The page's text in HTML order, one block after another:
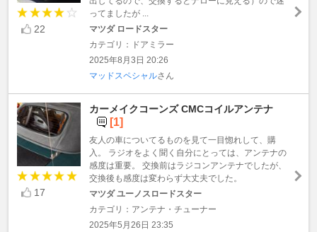
22
ってましたが ...
マツダ ロードスター
カテゴリ：ドアミラー
2025年8月3日 20:26
マッドスペシャルさん
17
カーメイクコーンズ CMCコイルアンテナ
[1]
友人の車についてるものを見て一目惚れして、購
入。 ラジオをよく聞く自分にとっては、アンテナの
感度は重要。 交換前はラジコンアンテナでしたが、
交換後も感度は変わらず大丈夫でした。
マツダ ユーノスロードスター
カテゴリ：アンテナ・チューナー
2025年5月26日 23:35